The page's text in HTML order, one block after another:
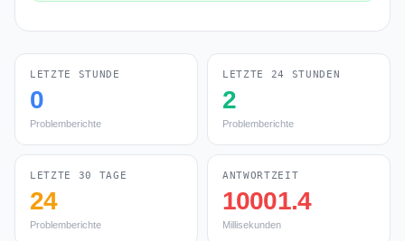
LETZTE STUNDE
0
Problemberichte
LETZTE 24 STUNDEN
2
Problemberichte
LETZTE 30 TAGE
24
Problemberichte
ANTWORTZEIT
10001.4
Millisekunden